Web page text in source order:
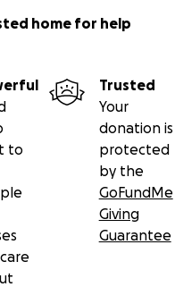
futura distribuzione del
e Giovanni Cappucci.
produzione sia in
home for help
to
Trusted
Your
donation is
protected
by the
GoFundMe
Giving
Guarantee